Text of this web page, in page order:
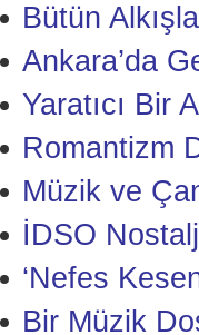
Bütün
Ankara’da
Yaratıcı Bir
Romantizm
Müzik ve
İDSO
‘Nefes
Bir Müzik